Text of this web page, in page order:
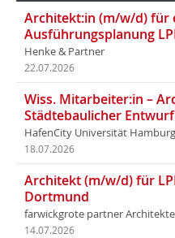
Architekt:in (m/w/d) für
Ausführungsplanung
Henke & Partner
22.07.2026
Wiss. Mitarbeiter:in –
Städtebaulicher
HafenCity Universität Hamburg
18.07.2026
Architekt (m/w/d) für
Dortmund
farwickgrote partner
14.07.2026